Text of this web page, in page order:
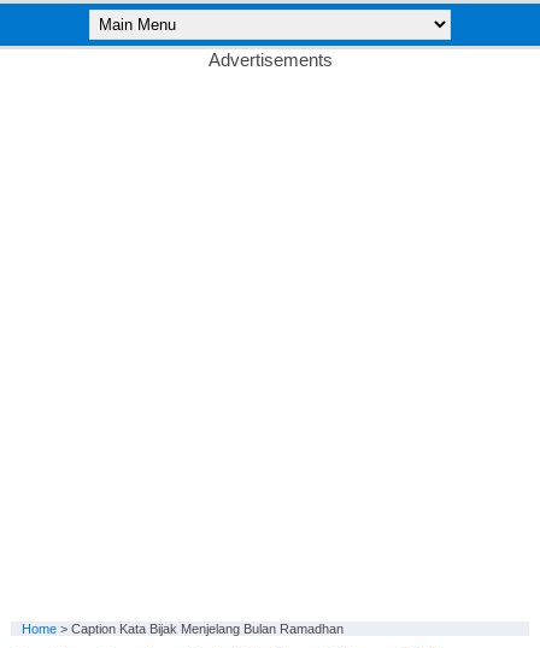
Advertisements
Home> Caption Kata Bijak Menjelang Bulan Ramadhan